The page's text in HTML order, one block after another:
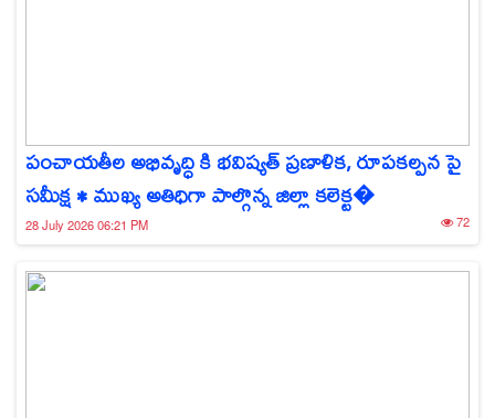
పంచాయతీల అభివృద్ధి కి భవిష్యత్ ప్రణాళిక, రూపకల్పన పై
సమీక్ష • ముఖ్య అతిధిగా పాల్గొన్న జిల్లా కలెక్ట�
28 July 2026 06:21 PM 72